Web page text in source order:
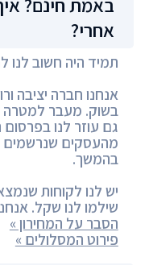
באמת חינם?
אחרי?
תמיד היה חשוב לנו
אנחנו חברה יציבה
בשוק. מעבר למטרה
גם עוזר לנו
מהעסקים שנרשמים
בהמשך.
יש לנו לקוחות
שילמו לנו שקל.
הסבר על המחירון »
פירוט המסלולים »